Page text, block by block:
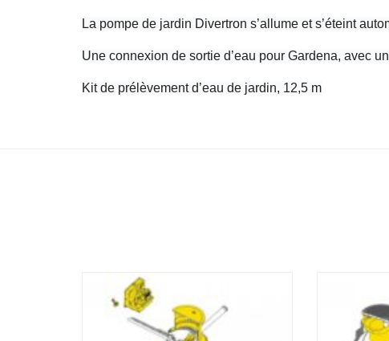
La pompe de jardin Divertron s’allume et s’éteint
Une connexion de sortie d’eau pour Gardena, avec
Kit de prélèvement d’eau de jardin, 12,5 m